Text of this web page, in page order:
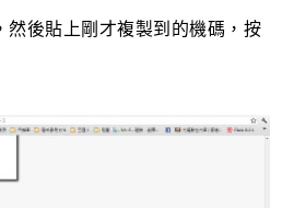
然後貼上剛才複製到的機碼，按